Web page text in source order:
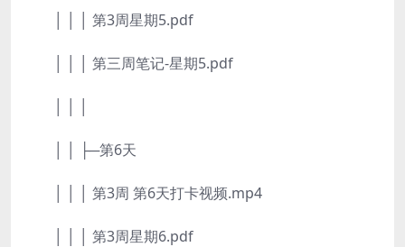
│ │ │ 第3周星期5.pdf
│ │ │ 第三周笔记-星期5.pdf
│ │ ├─第6天
│ │ │ 第3周 第6天打卡视频.mp4
│ │ │ 第3周星期6.pdf